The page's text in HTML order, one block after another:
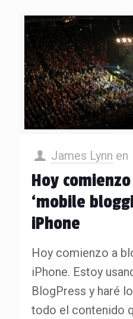
James Lynn en
Hoy
‘mobile
iPhone
Hoy comienzo a
iPhone. Estoy
BlogPress y haré
todo el contenido